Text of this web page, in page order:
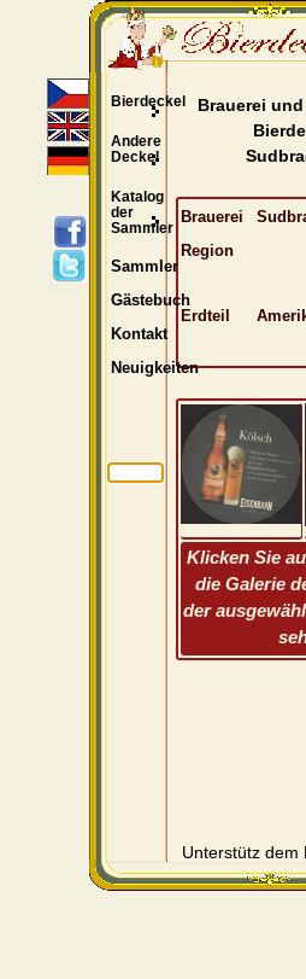
Brauerei
Brauerei
Region
Erdteil
Klicken Sie
die Galerie
der
Unterstütz dem
Bierdeckel
Andere
Deckel
Katalog
der
Sammler
Sammler
Gästebuch
Kontakt
Neuigkeiten